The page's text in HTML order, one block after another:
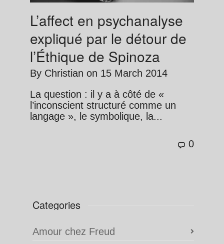
L’affect en psychanalyse
expliqué par le détour de
l’Éthique de Spinoza
By Christian on 15 March 2014
La question : il y a à côté de «
l’inconscient structuré comme un
langage », le symbolique, la...
0
Categories
Amour chez Freud